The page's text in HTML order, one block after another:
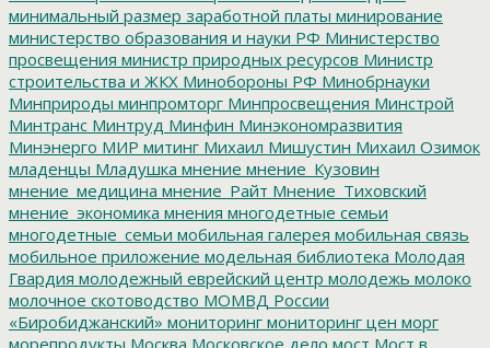
минимальный размер заработной платы минирование
министерство образования и науки РФ Министерство
просвещения министр природных ресурсов Министр
строительства и ЖКХ Минобороны РФ Минобрнауки
Минприроды минпромторг Минпросвещения Минстрой
Минтранс Минтруд Минфин Минэкономразвития
Минэнерго МИР митинг Михаил Мишустин Михаил Озимок
младенцы Младушка мнение мнение_Кузовин
мнение_медицина мнение_Райт Мнение_Тиховский
мнение_экономика мнения многодетные семьи
многодетные_семьи мобильная галерея мобильная связь
мобильное приложение модельная библиотека Молодая
Гвардия молодежный еврейский центр молодежь молоко
молочное скотоводство МОМВД России
«Биробиджанский» мониторинг мониторинг цен морг
морепродукты Москва Московское дело мост Мост в